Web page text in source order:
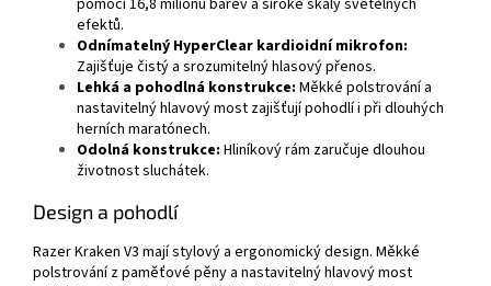
pomocí 16,8 milionů barev a široké škály světelných
efektů.
Odnímatelný HyperClear kardioidní mikrofon:
Zajišťuje čistý a srozumitelný hlasový přenos.
Lehká a pohodlná konstrukce: Měkké polstrování a
nastavitelný hlavový most zajišťují pohodlí i při dlouhých
herních maratónech.
Odolná konstrukce: Hliníkový rám zaručuje dlouhou
životnost sluchátek.
Design a pohodlí
Razer Kraken V3 mají stylový a ergonomický design. Měkké
polstrování z paměťové pěny a nastavitelný hlavový most